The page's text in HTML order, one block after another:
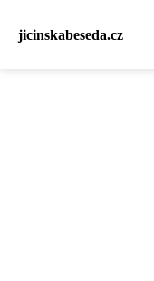
jicinskabeseda.cz